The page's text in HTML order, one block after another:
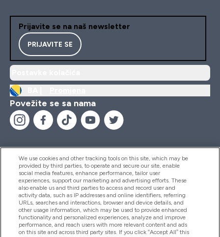
Prijavite se na naš newsletter
PRIJAVITE SE
Povežite se sa nama
Pomoć I Informacije
Proizvodi
Informacije O Kompaniji
We use cookies and other tracking tools on this site, which may be
provided by third parties, to operate and secure our site, enable
social media features, enhance performance, tailor user
experiences, support our marketing and advertising efforts. These
also enable us and third parties to access and record user and
activity data, such as IP addresses and online identifiers, referring
URLs, searches and interactions, browser and device details, and
other usage information, which may be used to provide enhanced
functionality and personalized experiences, analyze and improve
performance, and reach users with more relevant content and ads
on this site and across third party sites. If you click “Accept All” this